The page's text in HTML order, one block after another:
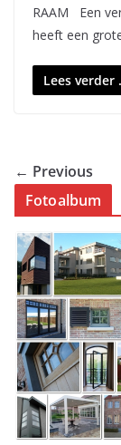
RAAM Een
heeft een
Lees verder
← Previous
Fotoalbum